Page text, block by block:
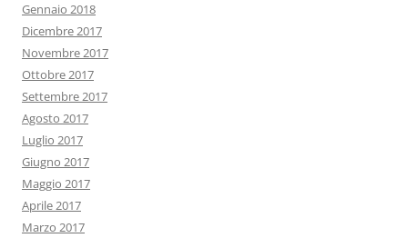
Gennaio 2018
Dicembre 2017
Novembre 2017
Ottobre 2017
Settembre 2017
Agosto 2017
Luglio 2017
Giugno 2017
Maggio 2017
Aprile 2017
Marzo 2017